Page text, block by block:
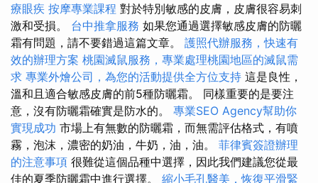
療眼疾 按摩專業課程 對於特別敏感的皮膚，皮膚很容易刺
激和受損。 台中推拿服務 如果您通過選擇敏感皮膚的防曬
霜有問題，請不要錯過這篇文章。 護照代辦服務，快速有
效的辦理方案 桃園滅鼠服務，專業處理桃園地區的滅鼠需
求 專業外燴公司，為您的活動提供全方位支持 這是良性，
溫和且適合敏感皮膚的前5種防曬霜。 同樣重要的是要注
意，沒有防曬霜確實是防水的。 專業SEO Agency幫助你
實現成功 市場上有無數的防曬霜，而無需評估格式，有噴
霧，泡沫，濃密的奶油，牛奶，油，油。 菲律賓簽證辦理
的注意事項 很難從這個品種中選擇，因此我們建議您從最
佳的夏季防曬霜中進行選擇。 縮小毛孔醫美，恢復平滑緊